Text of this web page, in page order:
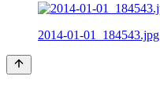
2014-01-01_184543.jpg